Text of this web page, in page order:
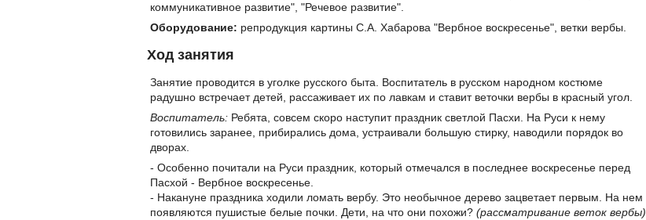
коммуникативное развитие", "Речевое развитие".
Оборудование: репродукция картины С.А. Хабарова "Вербное воскресенье", ветки вербы.
Ход занятия
Занятие проводится в уголке русского быта. Воспитатель в русском народном костюме
радушно встречает детей, рассаживает их по лавкам и ставит веточки вербы в красный угол.
Воспитатель: Ребята, совсем скоро наступит праздник светлой Пасхи. На Руси к нему
готовились заранее, прибирались дома, устраивали большую стирку, наводили порядок во
дворах.
- Особенно почитали на Руси праздник, который отмечался в последнее воскресенье перед
Пасхой - Вербное воскресенье.
- Накануне праздника ходили ломать вербу. Это необычное дерево зацветает первым. На нем
появляются пушистые белые почки. Дети, на что они похожи? (рассматривание веток вербы)